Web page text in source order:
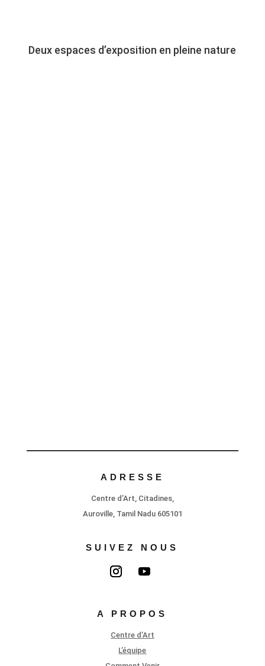
Deux espaces d’exposition en pleine nature
ADRESSE
Centre d’Art, Citadines,
Auroville, Tamil Nadu 605101
SUIVEZ NOUS
A PROPOS
Centre d’Art
L’équipe